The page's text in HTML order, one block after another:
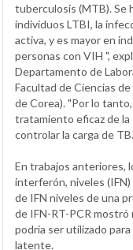
tuberculosis (MTB). Se
individuos LTBI, la
activa, y es mayor en
personas con VIH ",
Departamento de
Facultad de Ciencias
de Corea). "Por lo
tratamiento eficaz de
controlar la carga de
En trabajos anteriores,
interferón, niveles
de IFN niveles de una
de IFN-RT-PCR mostró
podría ser utilizado
latente.